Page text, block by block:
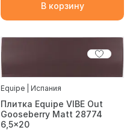
В корзину
Equipe | Испания
Плитка Equipe VIBE Out
Gooseberry Matt 28774
6,5x20